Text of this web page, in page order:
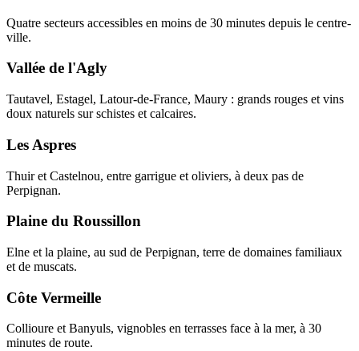
Quatre secteurs accessibles en moins de 30 minutes depuis le centre-
ville.
Vallée de l'Agly
Tautavel, Estagel, Latour-de-France, Maury : grands rouges et vins
doux naturels sur schistes et calcaires.
Les Aspres
Thuir et Castelnou, entre garrigue et oliviers, à deux pas de
Perpignan.
Plaine du Roussillon
Elne et la plaine, au sud de Perpignan, terre de domaines familiaux
et de muscats.
Côte Vermeille
Collioure et Banyuls, vignobles en terrasses face à la mer, à 30
minutes de route.